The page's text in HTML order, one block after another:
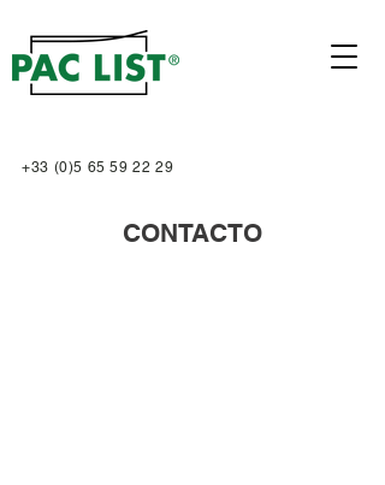
+33 (0)5 65 59 22 29
CONTACTO